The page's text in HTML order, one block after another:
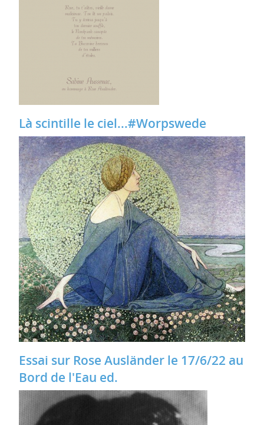
Là scintille le ciel...#Worpswede
Essai sur Rose Ausländer le 17/6/22 au
Bord de l'Eau ed.